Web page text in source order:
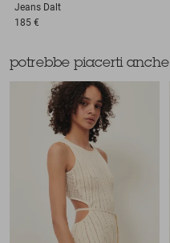
Jeans Dalt
185 €
potrebbe piacerti anche